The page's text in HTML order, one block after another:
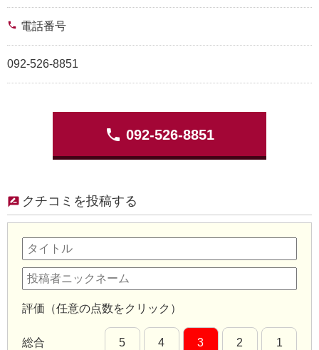
phone 電話番号
092-526-8851
phone 092-526-8851
クチコミを投稿する
評価（任意の点数をクリック）
総合 5 4 3 2 1